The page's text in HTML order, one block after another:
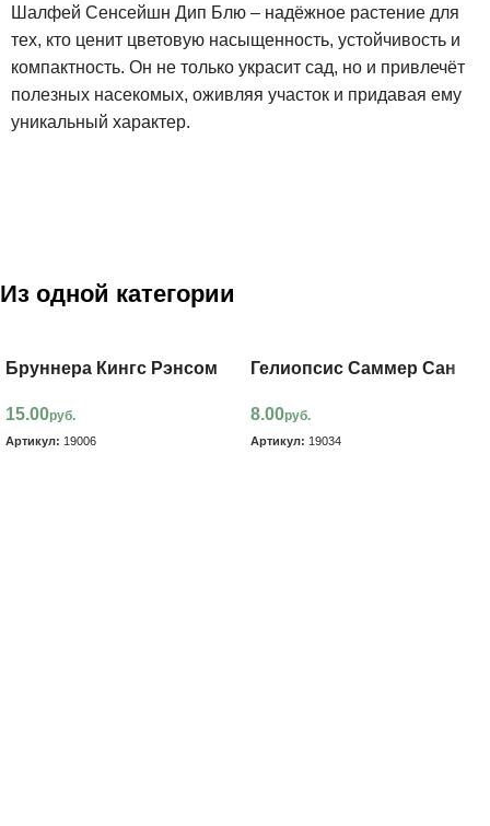
Шалфей Сенсейшн Дип Блю – надёжное растение для
тех, кто ценит цветовую насыщенность, устойчивость и
компактность. Он не только украсит сад, но и привлечёт
полезных насекомых, оживляя участок и придавая ему
уникальный характер.
Из одной категории
Бруннера Кингс Рэнсом
15.00руб.
Артикул: 19006
Гелиопсис Саммер Сан
8.00руб.
Артикул: 19034